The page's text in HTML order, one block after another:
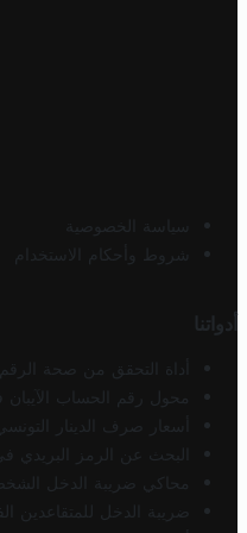
سياسة الخصوصية
شروط وأحكام الاستخدام
أدواتنا
أداة التحقق من صحة
محول رقم الحساب الآيبان
أسعار صرف الدينار
البحث عن الرمز البريدي
محاكي ضريبة الدخل
ضريبة الدخل للمتقاعدين